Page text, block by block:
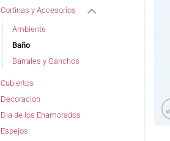
Cortinas y Accesorios
Ambiente
Baño
Barrales y Ganchos
Cubiertos
Decoracion
Dia de los Enamorados
Espejos